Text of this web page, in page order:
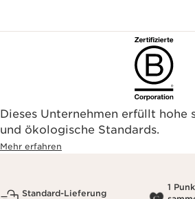
Dieses Unternehmen erfüllt hohe
und ökologische Standards.
Mehr erfahren
Standard-Lieferung
1